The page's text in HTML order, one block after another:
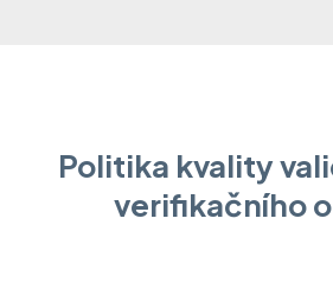
Politika kvality
verifikačního